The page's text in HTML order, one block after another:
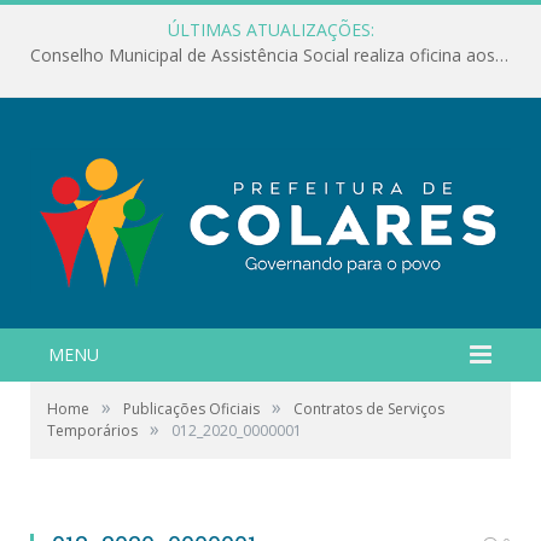
ÚLTIMAS ATUALIZAÇÕES:
Conselho Municipal de Assistência Social realiza oficina aos servidores
MENU
Home » Publicações Oficiais »
Contratos de Serviços
Temporários » 012_2020_0000001